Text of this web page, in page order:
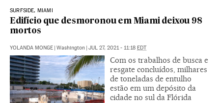
SURFSIDE, MIAMI
Edifício que desmoronou em Miami deixou 98
mortos
YOLANDA MONGE Washington JUL 27, 2021 - 11:18 EDT
Com os trabalhos de busca e
resgate concluídos, milhares
de toneladas de entulho
estão em um depósito da
cidade no sul da Flórida